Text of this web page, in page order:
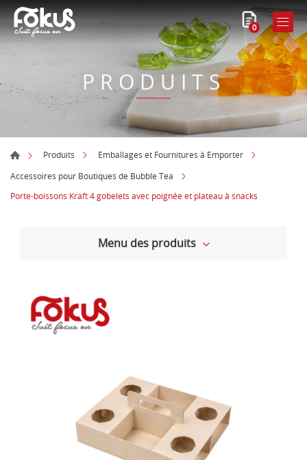
0
PRODUITS
Produits
Emballages et Fournitures à Emporter
Accessoires pour Boutiques de Bubble Tea
Porte-boissons Kraft 4 gobelets avec poignée et plateau à snacks
Menu des produits